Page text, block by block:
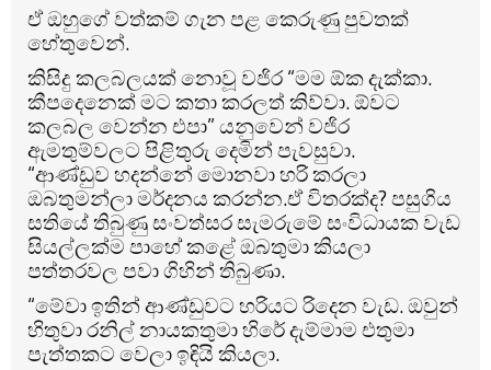
ඒ ඔහුගේ වත්කම් ගැන පළ කෙරුණු පුවතක්
හේතුවෙන්.
කිසිදු කලබලයක් නොවූ වජිර “මම ඕක දැක්කා.
කීපදෙනෙක් මට කතා කරලත් කිව්වා. ඕවට
කලබල වෙන්න එපා” යනුවෙන් වජිර
ඇමතුම්වලට පිළිතුරු දෙමින් පැවසුවා.
“ආණ්ඩුව හදන්නේ මොනවා හරි කරලා
ඔබතුමන්ලා මර්දනය කරන්න.ඒ විතරක්ද? පසුගිය
සතියේ තිබුණු සංවත්සර සැමරුමේ සංවිධායක වැඩ
සියල්ලක්ම පාහේ කළේ ඔබතුමා කියලා
පත්තරවල පවා ගිහින් තිබුණා.
“මේවා ඉතින් ආණ්ඩුවට හරියට රිදෙන වැඩ. ඔවුන්
හිතුවා රනිල් නායකතුමා හිරේ දැම්මාම එතුමා
පැත්තකට වෙලා ඉඳියි කියලා.